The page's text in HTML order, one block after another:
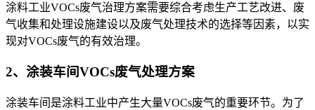
涂料工业VOCs废气治理方案需要综合考虑生产工艺改进、废
气收集和处理设施建设以及废气处理技术的选择等因素，以实
现对VOCs废气的有效治理。
2、涂装车间VOCs废气处理方案
涂装车间是涂料工业中产生大量VOCs废气的重要环节。为了